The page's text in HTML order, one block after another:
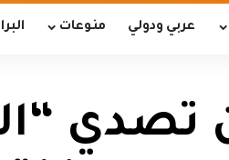
عربي ودولي منوعات